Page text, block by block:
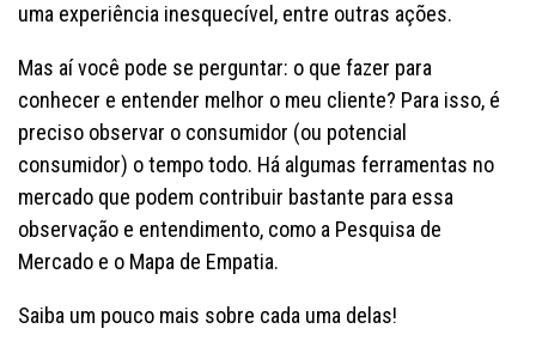
uma experiência inesquecível, entre outras ações.
Mas aí você pode se perguntar: o que fazer para
conhecer e entender melhor o meu cliente? Para isso, é
preciso observar o consumidor (ou potencial
consumidor) o tempo todo. Há algumas ferramentas no
mercado que podem contribuir bastante para essa
observação e entendimento, como a Pesquisa de
Mercado e o Mapa de Empatia.
Saiba um pouco mais sobre cada uma delas!